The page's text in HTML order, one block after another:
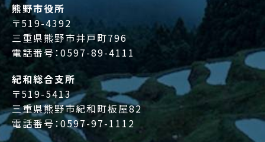
熊野市役所
〒519-4392
三重県熊野市井戸町796
電話番号：0597-89-4111
紀和総合支所
〒519-5413
三重県熊野市紀和町板屋82
電話番号：0597-97-1112